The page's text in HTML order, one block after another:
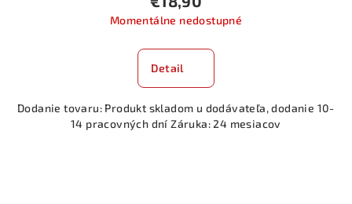
Momentálne nedostupné
Detail
Dodanie tovaru: Produkt skladom u dodávateľa, dodanie 10-
14 pracovných dní Záruka: 24 mesiacov